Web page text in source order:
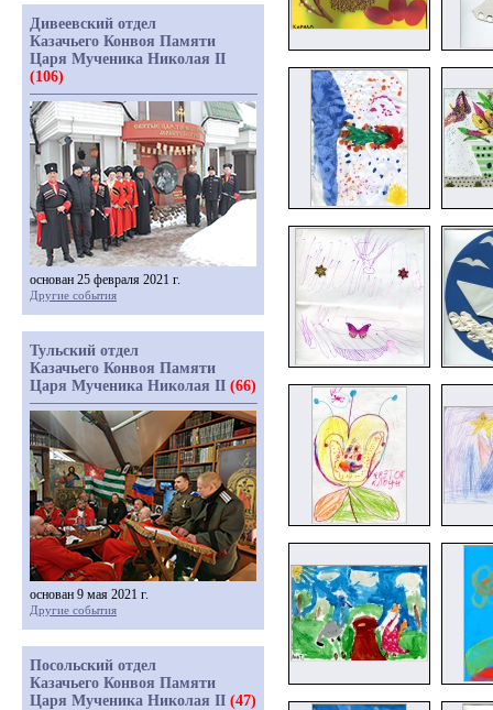
Дивеевский отдел
Казачьего Конвоя Памяти
Царя Мученика Николая II
(106)
основан 25 февраля 2021 г.
Другие события
Тульский отдел
Казачьего Конвоя Памяти
Царя Мученика Николая II (66)
основан 9 мая 2021 г.
Другие события
Посольский отдел
Казачьего Конвоя Памяти
Царя Мученика Николая II (47)